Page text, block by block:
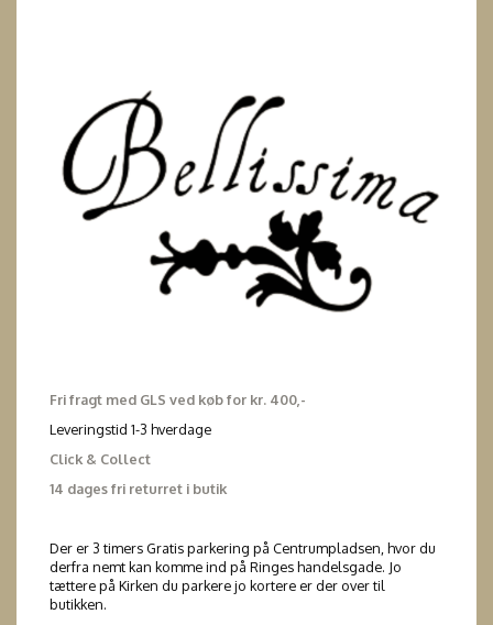
Fri fragt med GLS ved køb for kr. 400,-
Leveringstid 1-3 hverdage
Click & Collect
14 dages fri returret i butik
Der er 3 timers Gratis parkering på Centrumpladsen, hvor du
derfra nemt kan komme ind på Ringes handelsgade. Jo
tættere på Kirken du parkere jo kortere er der over til
butikken.